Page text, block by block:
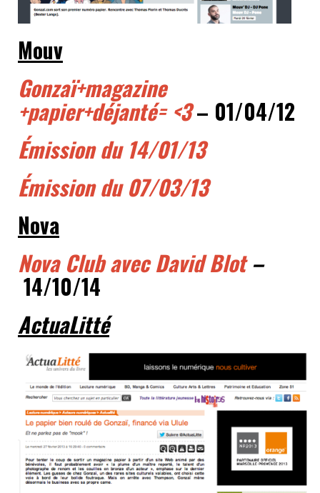
Mouv
Gonzaï+magazine
+papier+déjanté= <3 – 01/04/12
Émission du 14/01/13
Émission du 07/03/13
Nova
Nova Club avec DavidBlot–
14/10/14
ActuaLitté